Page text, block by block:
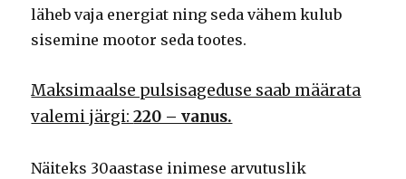
läheb vaja energiat ning seda vähem kulub
sisemine mootor seda tootes.
Maksimaalse pulsisageduse saab määrata
valemi järgi:220 – vanus.
Näiteks 30aastase inimese arvutuslik